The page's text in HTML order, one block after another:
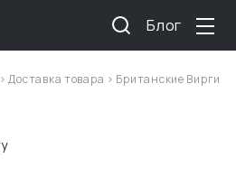
Блог
>Доставка товара > Британские Вирги